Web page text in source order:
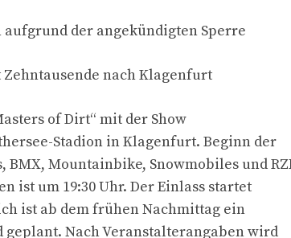
aufgrund der angekündigten Sperre
nach Klagenfurt
of Dirt“ mit der Show
Stadion in Klagenfurt. Beginn der
BMX, Mountainbike, Snowmobiles und
ist um 19:30 Uhr. Der Einlass startet
ist ab dem frühen Nachmittag ein
Nach Veranstalterangaben wird